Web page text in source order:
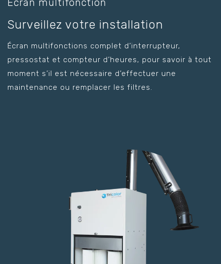
Écran multifonction
Surveillez votre installation
Écran multifonctions complet d’interrupteur,
pressostat et compteur d’heures, pour savoir à tout
moment s’il est nécessaire d’effectuer une
maintenance ou remplacer les filtres.